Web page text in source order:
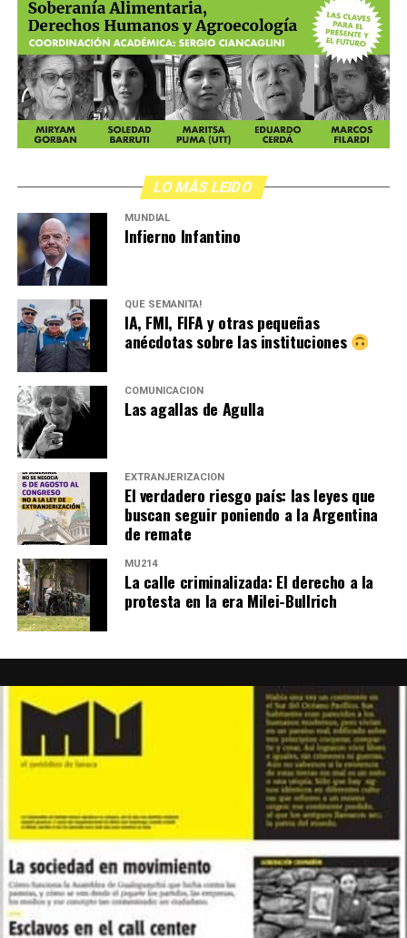
LO MÁS LEIDO
MUNDIAL
Infierno Infantino
QUÉ SEMANITA!
IA, FMI, FIFA y otras pequeñas
anécdotas sobre las instituciones
COMUNICACIÓN
Las agallas de Agulla
EXTRANJERIZACIÓN
El verdadero riesgo país: las leyes que
buscan seguir poniendo a la Argentina
de remate
MU214
La calle criminalizada: El derecho a la
protesta en la era Milei-Bullrich